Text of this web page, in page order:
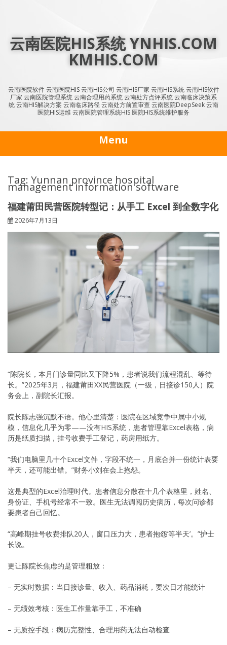
云南医院HIS系统 YNHIS.COM
KMHIS.COM
云南医院软件 云南医院HIS 云南HIS公司 云南HIS厂家 云南HIS系统 云南HIS软件
厂家 云南医院管理系统 云南合理用药系统 云南处方点评系统 云南临床决策系
统 云南HIS解决方案 云南临床路径 云南处方前置审查 云南医院DeepSeek 云南
医院HIS运维 云南医院管理系统HIS 医院HIS系统维护服务
Menu
Tag: Yunnan province hospital
management information software
福建莆田民营医院转型记：从手工 Excel 到全数字化
2026年7月13日
“陈院长，本月门诊量同比又下降5%，患者说我们流程混乱、等待
长。”2025年3月，福建莆田XX民营医院（一级，日接诊150人）院
务会上，副院长汇报。
院长陈志强沉默不语。他心里清楚：医院在区域竞争中属中小规
模，信息化几乎为零——没有HIS系统，患者管理靠Excel表格，病
历是纸质扫描，挂号收费手工登记，药房用纸方。
“我们电脑里几十个Excel文件，字段不统一，月底合并一份统计表要
半天，还可能出错。”财务小刘在会上抱怨。
这是典型的Excel治理时代。患者信息分散在十几个表格里，姓名、
身份证、手机号经常不一致。医生无法调阅历史病历，每次问诊都
要患者自己回忆。
“高峰期挂号收费排队20人，窗口压力大，患者抱怨’等半天’。”护士
长说。
更让陈院长焦虑的是管理粗放：
– 无实时数据：当日接诊量、收入、药品消耗，要次日才能统计
– 无绩效考核：医生工作量靠手工，不准确
– 无质控手段：病历完整性、合理用药无法自动检查